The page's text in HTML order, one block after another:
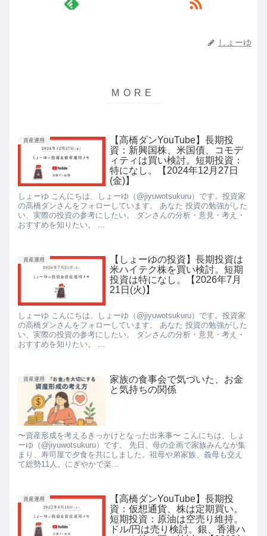
しょーゆ
資産運用
【高橋ダンYouTube】長期投
資：新興国株、米国債、コモデ
ィティは買い検討。短期投資：
特になし。【2024年12月27日
(金)】
しょーゆ こんにちは、しょーゆ（@jiyuwotsukuru）です。投資家
の高橋ダンさんをフォローしています。 あなた 投資の勉強がした
い、実際の投資の参考にしたい。 ダンさんの分析・意見・考え・
おすすめを知りたい。 ...
資産運用
【しょーゆの投資】長期投資は
米ハイテク株を買い検討。短期
投資は特になし。【2026年7月
21日(火)】
しょーゆ こんにちは、しょーゆ（@jiyuwotsukuru）です。投資家
の高橋ダンさんをフォローしています。 あなた 投資の勉強がした
い、実際の投資の参考にしたい。 ダンさんの分析・意見・考え・
おすすめを知りたい。 ...
資産運用
家族の食事会で気づいた、お金
と気持ちの関係
〜資産形成を考えるきっかけとなった出来事〜 こんにちは、しょ
ーゆ（@jiyuwotsukuru）です。 先日、母の企画で家族みんなが集
まり、寿司屋で夕食を共にしました。祖母や弟家族、義母も交え
て総勢11人。にぎやかで楽...
資産運用
【高橋ダンYouTube】長期投
資：仮想通貨、株は定期買い。
短期投資：原油は空売り維持。
ドル/円は売り検討。銀、香港ハ